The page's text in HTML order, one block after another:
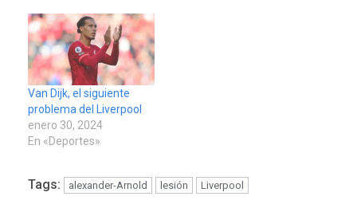
Van Dijk, el siguiente
problema del Liverpool
enero 30, 2024
En «Deportes»
Tags: alexander-Arnold lesión Liverpool